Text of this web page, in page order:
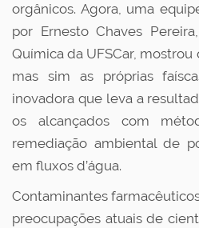
orgânicos. Agora, uma
por Ernesto Chaves
Química da UFSCar, mostrou
mas sim as próprias
inovadora que leva a
os alcançados com
remediação ambiental de
em fluxos d’água.
Contaminantes
preocupações atuais de